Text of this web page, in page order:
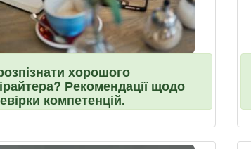
хорошого
Рекомендації щодо
компетенцій.